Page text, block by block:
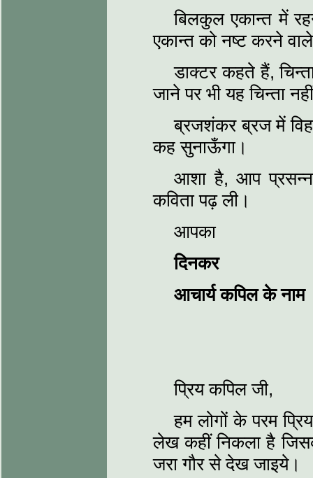
बिलकुल एकान्‍त में
एकान्‍त को नष्‍ट करने
डाक्‍टर कहते हैं,
जाने पर भी यह चिन्‍ता
ब्रजशंकर ब्रज में
कह सुनाऊँगा।
आशा है, आप
कविता पढ़ ली।
आपका
दिनकर
आचार्य कपिल के नाम
प्रिय कपिल जी,
हम लोगों के परम प्रिय
लेख कहीं निकला है
जरा गौर से देख जाइये।